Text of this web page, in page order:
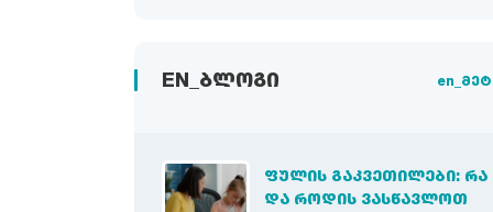
EN_ᲑᲚᲝᲒᲘ
ᲤᲣᲚᲘᲡ ᲒᲐᲙᲕᲔᲗᲘᲚᲔᲑᲘ: ᲠᲐ
ᲓᲐ ᲠᲝᲓᲘᲡ ᲕᲐᲡᲬᲐᲕᲚᲝᲗ